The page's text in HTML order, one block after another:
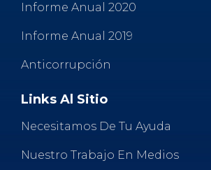
Informe Anual 2020
Informe Anual 2019
Anticorrupción
Links Al Sitio
Necesitamos De Tu Ayuda
Nuestro Trabajo En Medios